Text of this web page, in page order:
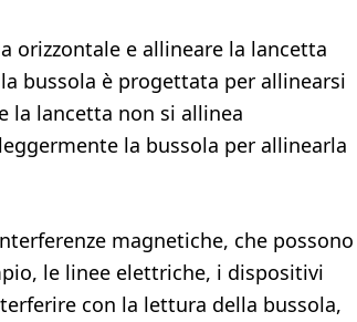
orizzontale e allineare la lancetta
bussola è progettata per allinearsi
la lancetta non si allinea
la bussola per allinearla
magnetiche, che possono
le linee elettriche, i dispositivi
con la lettura della bussola,